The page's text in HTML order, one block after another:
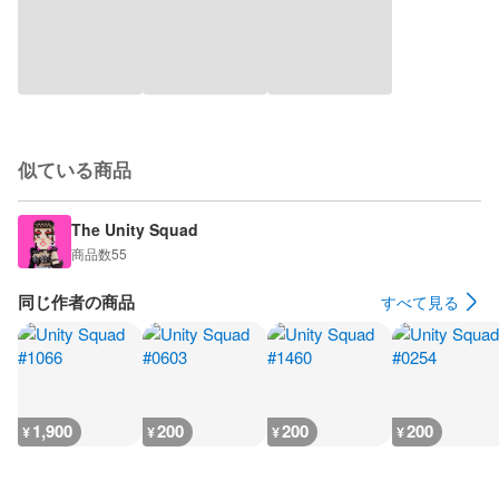
似ている商品
The Unity Squad
商品数55
同じ作者の商品 すべて見る
¥1,900 ¥200 ¥200 ¥200